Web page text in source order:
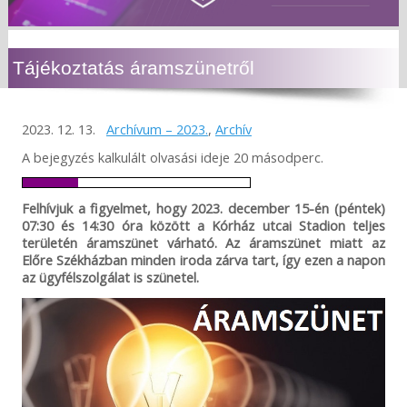
Tájékoztatás áramszünetről
2023. 12. 13. Archívum – 2023., Archív
A bejegyzés kalkulált olvasási ideje 20 másodperc.
Felhívjuk a figyelmet, hogy 2023. december 15-én (péntek)
07:30 és 14:30 óra között a Kórház utcai Stadion teljes
területén áramszünet várható. Az áramszünet miatt az
Előre Székházban minden iroda zárva tart, így ezen a napon
az ügyfélszolgálat is szünetel.